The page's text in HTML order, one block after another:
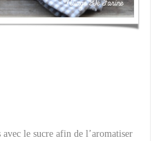
avec le sucre afin de l’aromatiser